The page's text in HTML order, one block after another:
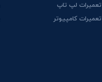
تعمیرات لپ تاپ
تعمیرات کامپیوتر